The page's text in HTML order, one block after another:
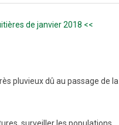
de janvier 2018 <<
pluvieux dû au passage de la